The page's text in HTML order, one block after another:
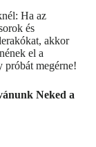
Ha az
és
akkor
el a
megérne!
Neked a